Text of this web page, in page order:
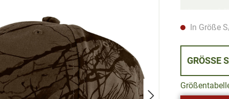
In Größe